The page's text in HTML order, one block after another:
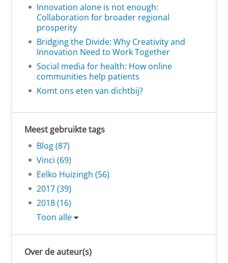
Innovation alone is not enough:
Collaboration for broader regional
prosperity
Bridging the Divide: Why Creativity and
Innovation Need to Work Together
Social media for health: How online
communities help patients
Komt ons eten van dichtbij?
Meest gebruikte tags
Blog (87)
Vinci (69)
Eelko Huizingh (56)
2017 (39)
2018 (16)
Toon alle
Over de auteur(s)